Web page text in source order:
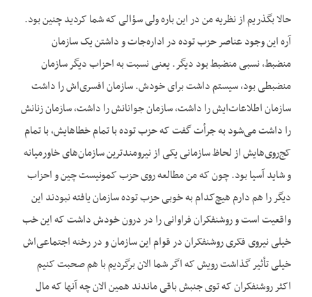
حالا بگذریم از نظریه من در این باره ولی سؤالی که شما کردید چنین بود.
آره این وجود عناصر حزب توده در اداره‌جات و داشتن یک سازمان
منضبط، نسبی منضبط بود دیگر. یعنی نسبت به احزاب دیگر سازمان
منضبطی بود، سیستم داشت برای خودش. سازمان افسری‌اش را داشت
سازمان اطلاعات‌ایش را داشت، سازمان جوانانش را داشت، سازمان زنانش
را داشت می‌شود به جرأت گفت که حزب توده با تمام خطاهایش، با تمام
کج‌روی‌هایش از لحاظ سازمانی یکی از نیرومندترین سازمان‌های خاورمیانه
و شاید آسیا بود. چون که من مطالعه روی حزب کمونیست چین و احزاب
دیگر را هم دارم هیچ‌کدام به خوبی حزب توده سازمان یافته نبودند این
واقعیت است و روشنفکران فراوانی را در درون خودش داشت که این خب
خیلی نیروی فکری روشنفکران در قوام این سازمان و در رخنه اجتماعی‌اش
خیلی تأثیر گذاشت رویش که اگر شما الان برگردیم با هم صحبت کنیم
اکثر روشنفکران که توی جنبش باقی ماندند همین الان چه آنها که مال